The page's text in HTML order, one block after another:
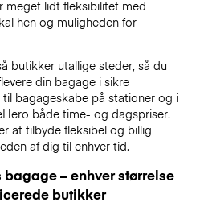
meget lidt fleksibilitet med
hen og muligheden for
butikker utallige steder, så du
din bagage i sikre
bagageskabe på stationer og i
både time- og dagspriser.
at tilbyde fleksibel og billig
af dig til enhver tid.
– enhver størrelse
butikker